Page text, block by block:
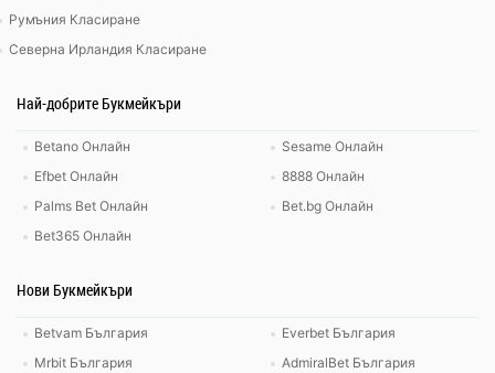
Румъния Класиране
Северна Ирландия Класиране
Най-добрите Букмейкъри
Betano Онлайн
Efbet Онлайн
Palms Bet Онлайн
Bet365 Онлайн
Sesame Онлайн
8888 Онлайн
Bet.bg Онлайн
Нови Букмейкъри
Betvam България
Mrbit България
Everbet България
AdmiralBet България